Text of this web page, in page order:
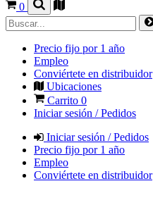
0
Precio fijo por 1 año
Empleo
Conviértete en distribuidor
Ubicaciones
Carrito 0
Iniciar sesión / Pedidos
Iniciar sesión / Pedidos
Precio fijo por 1 año
Empleo
Conviértete en distribuidor